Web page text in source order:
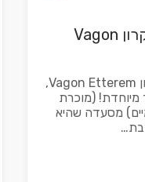
מסעדת הקרון Vagon
מסעדת הקרון Vagon Etterem,
(מוכרת
מסעדה שהיא